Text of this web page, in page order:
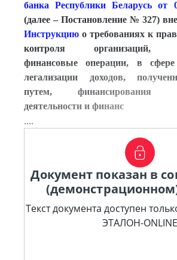
банка Республики Беларусь
(далее – Постановление № 327)
Инструкцию о требованиях к
контроля организаций,
финансовые операции, в сфере
легализации доходов,
путем, финансирования
деятельности и финанс
....
Документ показан в
Текст документа доступен
ЭТАЛОН-ONLINE